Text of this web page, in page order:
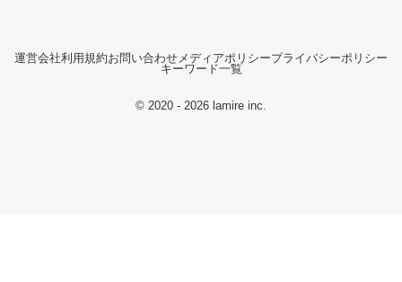
運営会社利用規約お問い合わせ メディアポリシープライバシーポリシー
キーワード一覧
© 2020 - 2026 lamire inc.